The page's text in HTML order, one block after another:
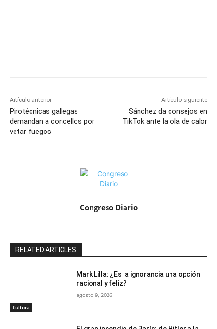
Artículo anterior
Pirotécnicas gallegas
demandan a concellos por
vetar fuegos
Artículo siguiente
Sánchez da consejos en
TikTok ante la ola de calor
Congreso Diario
RELATED ARTICLES
Cultura
Mark Lilla: ¿Es la ignorancia una opción
racional y feliz?
agosto 9, 2026